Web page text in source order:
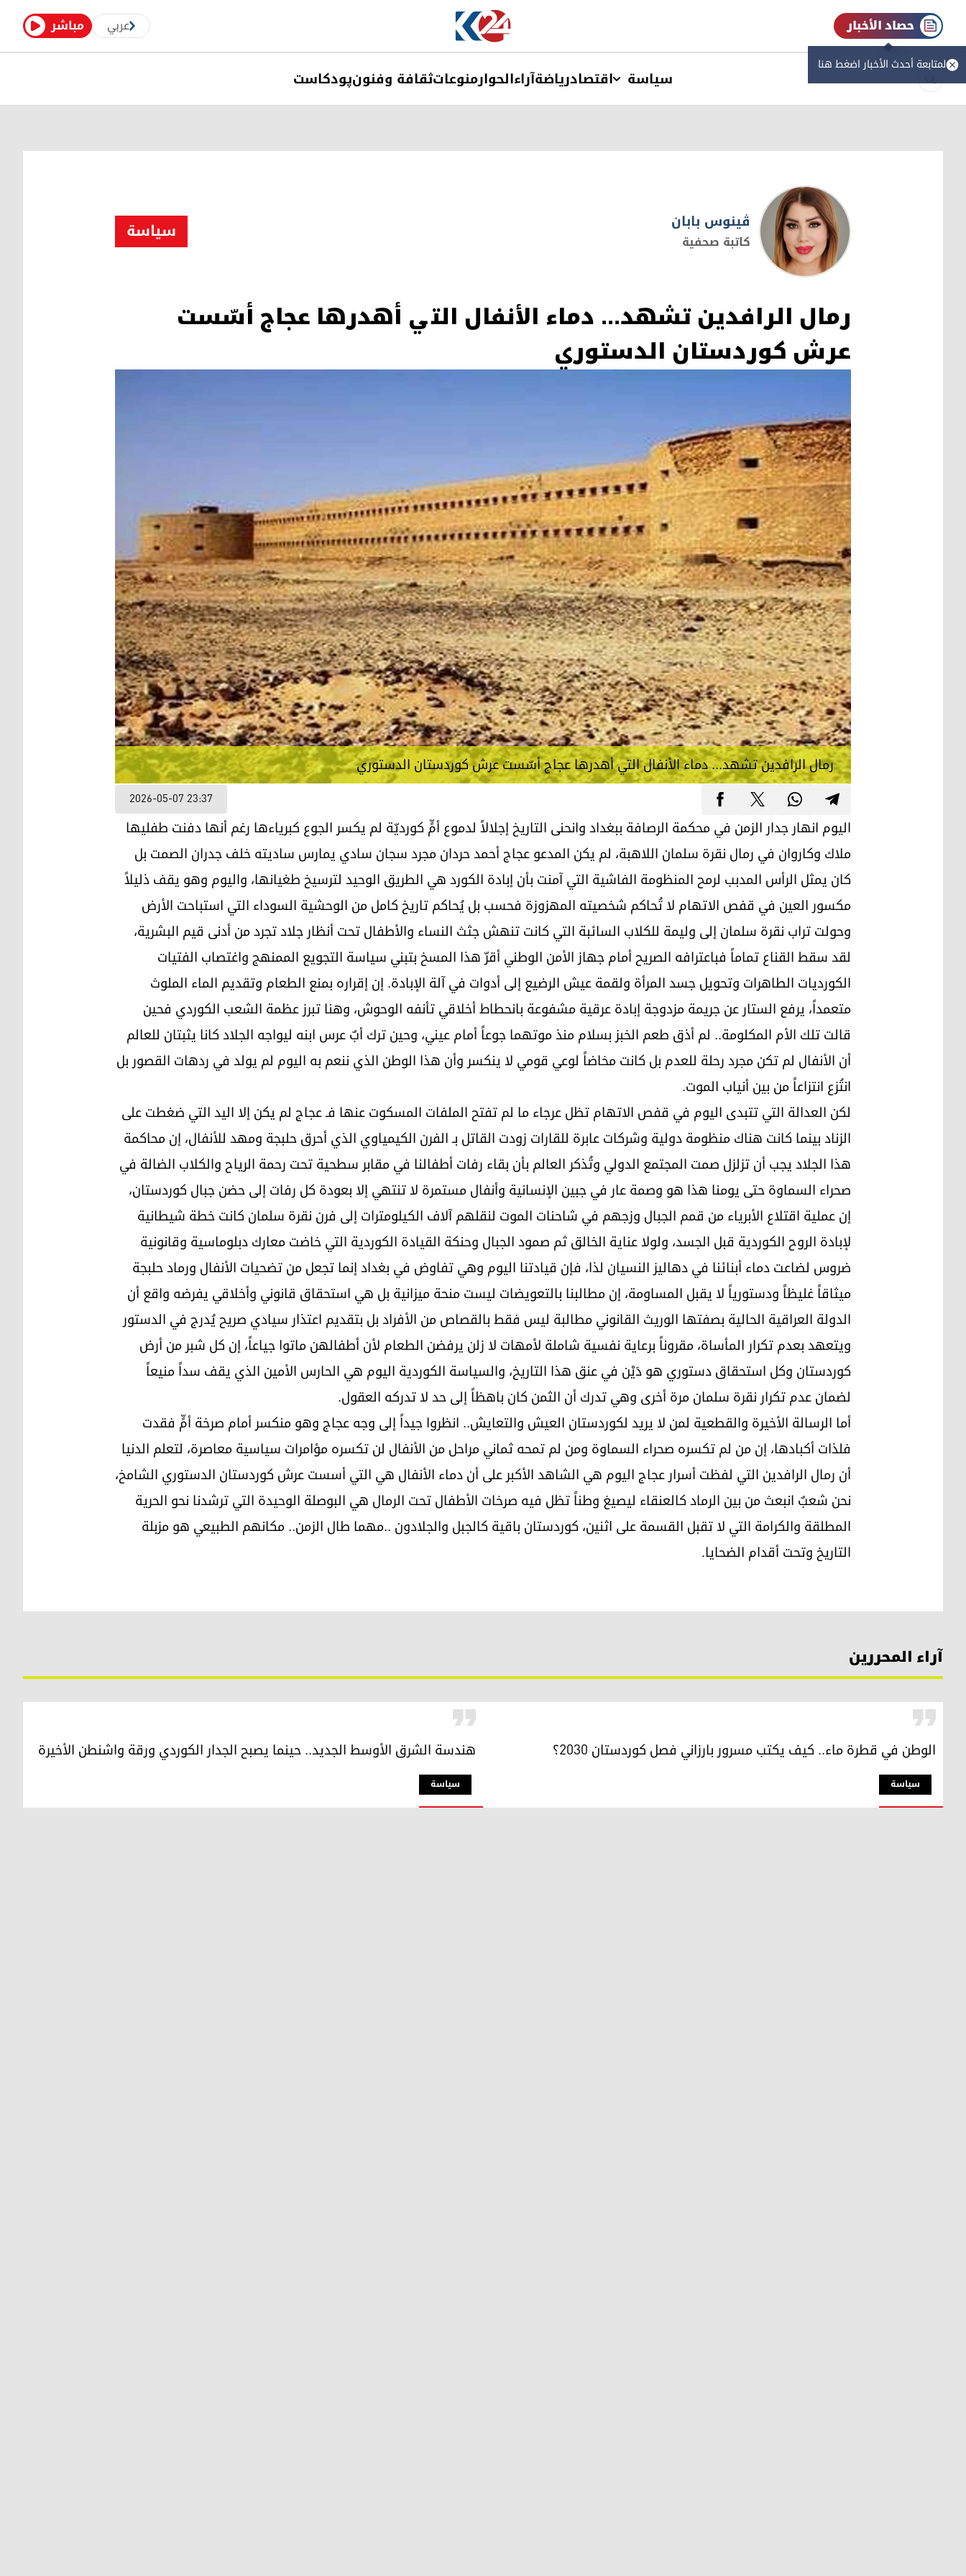
مباشر عربي حصاد الأخبار
لمتابعة أحدث الأخبار اضغط هنا
سیاسة اقتصادریاضةآراءالحوارمنوعاتثقافة وفنونپودکاست
سیاسة
ڤینوس بابان
ڤینوس بابان
كاتبة صحفية
رمال الرافدين تشهد... دماء الأنفال التي أهدرها عجاج أسّست
عرش كوردستان الدستوري
رمال الرافدين تشهد... دماء الأنفال التي أهدرها عجاج أسّست عرش كوردستان الدستوري
2026-05-07 23:37
اليوم انهار جدار الزمن في محكمة الرصافة ببغداد وانحنى التاريخ إجلالاً لدموع أمٍّ كورديّة لم يكسر الجوع كبرياءها رغم أنها دفنت طفليها
ملاك وكاروان في رمال نقرة سلمان اللاهبة، لم يكن المدعو عجاج أحمد حردان مجرد سجان سادي يمارس ساديته خلف جدران الصمت بل
كان يمثل الرأس المدبب لرمح المنظومة الفاشية التي آمنت بأن إبادة الكورد هي الطريق الوحيد لترسيخ طغيانها، واليوم وهو يقف ذليلاً
مكسور العين في قفص الاتهام لا تُحاكم شخصيته المهزوزة فحسب بل يُحاكم تاريخ كامل من الوحشية السوداء التي استباحت الأرض
وحولت تراب نقرة سلمان إلى وليمة للكلاب السائبة التي كانت تنهش جثث النساء والأطفال تحت أنظار جلاد تجرد من أدنى قيم البشرية،
لقد سقط القناع تماماً فباعترافه الصريح أمام جهاز الأمن الوطني أقرّ هذا المسخ بتبني سياسة التجويع الممنهج واغتصاب الفتيات
الكورديات الطاهرات وتحويل جسد المرأة ولقمة عيش الرضيع إلى أدوات في آلة الإبادة. إن إقراره بمنع الطعام وتقديم الماء الملوث
متعمداً، يرفع الستار عن جريمة مزدوجة إبادة عرقية مشفوعة بانحطاط أخلاقي تأنفه الوحوش، وهنا تبرز عظمة الشعب الكوردي فحين
قالت تلك الأم المكلومة.. لم أذق طعم الخبز بسلام منذ موتهما جوعاً أمام عيني، وحين ترك أبٌ عرس ابنه ليواجه الجلاد كانا يثبتان للعالم
أن الأنفال لم تكن مجرد رحلة للعدم بل كانت مخاضاً لوعي قومي لا ينكسر وأن هذا الوطن الذي ننعم به اليوم لم يولد في ردهات القصور بل
انتُزع انتزاعاً من بين أنياب الموت.
لكن العدالة التي تتبدى اليوم في قفص الاتهام تظل عرجاء ما لم تفتح الملفات المسكوت عنها فـ عجاج لم يكن إلا اليد التي ضغطت على
الزناد بينما كانت هناك منظومة دولية وشركات عابرة للقارات زودت القاتل بـ الفرن الكيمياوي الذي أحرق حلبجة ومهد للأنفال، إن محاكمة
هذا الجلاد يجب أن تزلزل صمت المجتمع الدولي وتُذكر العالم بأن بقاء رفات أطفالنا في مقابر سطحية تحت رحمة الرياح والكلاب الضالة في
صحراء السماوة حتى يومنا هذا هو وصمة عار في جبين الإنسانية وأنفال مستمرة لا تنتهي إلا بعودة كل رفات إلى حضن جبال كوردستان،
إن عملية اقتلاع الأبرياء من قمم الجبال وزجهم في شاحنات الموت لنقلهم آلاف الكيلومترات إلى فرن نقرة سلمان كانت خطة شيطانية
لإبادة الروح الكوردية قبل الجسد، ولولا عناية الخالق ثم صمود الجبال وحنكة القيادة الكوردية التي خاضت معارك دبلوماسية وقانونية
ضروس لضاعت دماء أبنائنا في دهاليز النسيان لذا، فإن قيادتنا اليوم وهي تفاوض في بغداد إنما تجعل من تضحيات الأنفال ورماد حلبجة
ميثاقاً غليظاً ودستورياً لا يقبل المساومة، إن مطالبنا بالتعويضات ليست منحة ميزانية بل هي استحقاق قانوني وأخلاقي يفرضه واقع أن
الدولة العراقية الحالية بصفتها الوريث القانوني مطالبة ليس فقط بالقصاص من الأفراد بل بتقديم اعتذار سيادي صريح يُدرج في الدستور
ويتعهد بعدم تكرار المأساة، مقروناً برعاية نفسية شاملة لأمهات لا زلن يرفضن الطعام لأن أطفالهن ماتوا جياعاً، إن كل شبر من أرض
كوردستان وكل استحقاق دستوري هو دَيْن في عنق هذا التاريخ، والسياسة الكوردية اليوم هي الحارس الأمين الذي يقف سداً منيعاً
لضمان عدم تكرار نقرة سلمان مرة أخرى وهي تدرك أن الثمن كان باهظاً إلى حد لا تدركه العقول.
أما الرسالة الأخيرة والقطعية لمن لا يريد لكوردستان العيش والتعايش.. انظروا جيداً إلى وجه عجاج وهو منكسر أمام صرخة أمٍّ فقدت
فلذات أكبادها، إن من لم تكسره صحراء السماوة ومن لم تمحه ثماني مراحل من الأنفال لن تكسره مؤامرات سياسية معاصرة، لتعلم الدنيا
أن رمال الرافدين التي لفظت أسرار عجاج اليوم هي الشاهد الأكبر على أن دماء الأنفال هي التي أسست عرش كوردستان الدستوري الشامخ،
نحن شعبٌ انبعث من بين الرماد كالعنقاء ليصيغ وطناً تظل فيه صرخات الأطفال تحت الرمال هي البوصلة الوحيدة التي ترشدنا نحو الحرية
المطلقة والكرامة التي لا تقبل القسمة على اثنين، كوردستان باقية كالجبل والجلادون ..مهما طال الزمن.. مكانهم الطبيعي هو مزبلة
التاريخ وتحت أقدام الضحايا.
آراء المحررين
سیاسة
الوطن في قطرة ماء.. كيف يكتب مسرور بارزاني فصل كوردستان 2030؟
سیاسة
هندسة الشرق الأوسط الجديد.. حينما يصبح الجدار الكوردي ورقة واشنطن الأخيرة